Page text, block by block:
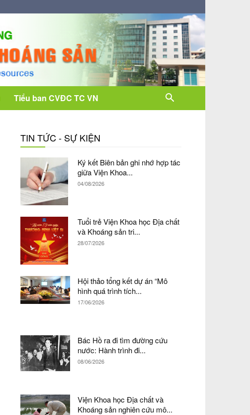
Tiểu ban CVĐC TC VN
TIN TỨC - SỰ KIỆN
Ký kết Biên bản ghi nhớ hợp tác
giữa Viện Khoa...
04/08/2026
Tuổi trẻ Viện Khoa học Địa chất
và Khoáng sản tri...
28/07/2026
Hội thảo tổng kết dự án “Mô
hình quá trình tích...
17/06/2026
Bác Hồ ra đi tìm đường cứu
nước: Hành trình đi...
08/06/2026
Viện Khoa học Địa chất và
Khoáng sản nghiên cứu mô...